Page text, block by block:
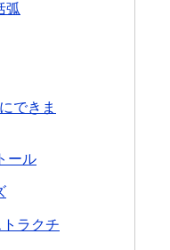
弧
できま
ール
ラクチ